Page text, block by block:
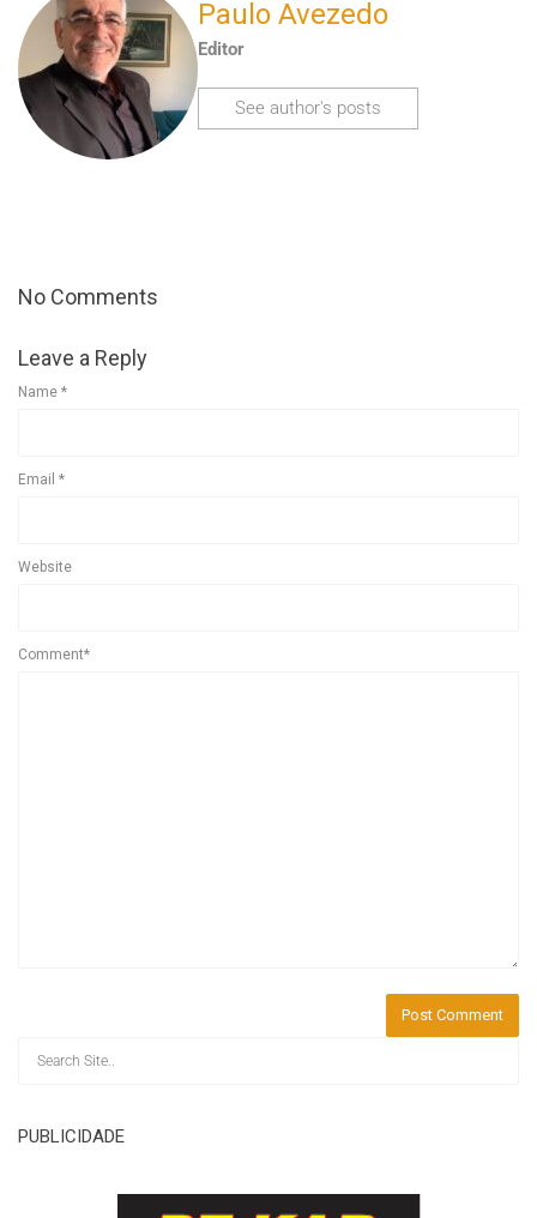
Paulo Avezedo
Editor
See author's posts
No Comments
Leave a Reply
Name *
Email *
Website
Comment*
PUBLICIDADE